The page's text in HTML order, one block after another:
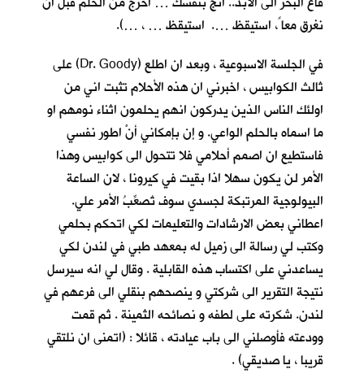
نغرق معا ً، استيقظ …. استيقظ … ، …).
في الجلسة الاسبوعية ، وبعد ان اطلع (Dr. Goody) على
ثالث الكوابيس ، اخبرني ان هذه الأحلام تثبت اني من
اولئك الناس الذين يدركون انهم يحلمون اثناء نومهم او
ما اسماه بالحلم الواعي. و إن بإمكاني أنْ اطور نفسي
فاستطيع ان اصمم أحلامي فلا تتحول الى كوابيس وهذا
الأمر لن يكون سهلا اذا بقيت في كيرونا ، لان الساعة
البيولوجية المرتبكة لجسدي سوف تُصعِّبُ الأمر علي.
اعطاني بعض الارشادات والتعليمات لكي اتحكم بحلمي
وكتب لي رسالة الى زميل له بمعهد طبي في لندن لكي
يساعدني على اكتساب هذه القابلية . وقال لي انه سيرسل
نتيجة التقرير الى شركتي و ينصحهم بنقلي الى فرعهم في
لندن. شكرته على لطفه و نصائحه الثمينة . ثم قمت
وودعته فأوصلني الى باب عيادته ، قائلا : (اتمنى ان نلتقي
قريبا ، يا صديقي) .